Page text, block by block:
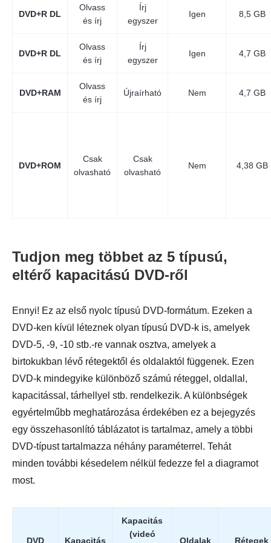
DVD+R DL
Olvass
és írj
Írj
egyszer
Igen 8,5 GB
DVD+R DL
Olvass
és írj
Írj
egyszer
Igen 4,7 GB
DVD+RAM
Olvass
és írj
Újraírható Nem 4,7 GB
DVD+ROM
Csak
olvasható
Csak
olvasható
Nem 4,38 GB
Tudjon meg többet az 5 típusú,
eltérő kapacitású DVD-ről
Ennyi! Ez az első nyolc típusú DVD-formátum. Ezeken a
DVD-ken kívül léteznek olyan típusú DVD-k is, amelyek
DVD-5, -9, -10 stb.-re vannak osztva, amelyek a
birtokukban lévő rétegektől és oldalaktól függenek. Ezen
DVD-k mindegyike különböző számú réteggel, oldallal,
kapacitással, tárhellyel stb. rendelkezik. A különbségek
egyértelműbb meghatározása érdekében ez a bejegyzés
egy összehasonlító táblázatot is tartalmaz, amely a többi
DVD-típust tartalmazza néhány paraméterrel. Tehát
minden további késedelem nélkül fedezze fel a diagramot
most.
DVD
Kapacitás
Kapacitás
(videó
Oldalak
Rétegek